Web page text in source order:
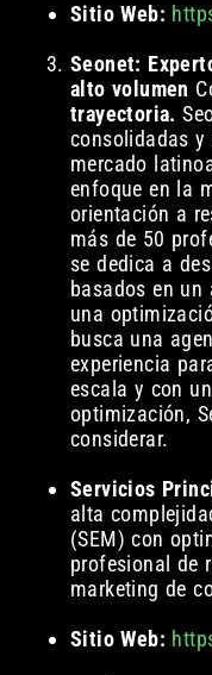
Sitio Web:
Seonet:
alto volumen
trayectoria.
consolidadas y
mercado
enfoque en la
orientación a
más de 50
se dedica a
basados en
una
busca una
experiencia
escala y con
optimización,
considerar.
Servicios
alta
(SEM) con
profesional de
marketing de
Sitio Web: